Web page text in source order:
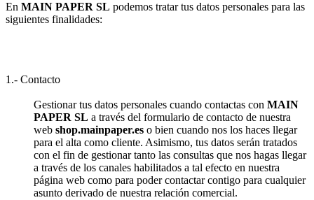
En MAIN PAPER SL podemos tratar tus datos personales para las
siguientes finalidades:
1.- Contacto
Gestionar tus datos personales cuando contactas con MAIN
PAPER SL a través del formulario de contacto de nuestra
web shop.mainpaper.es o bien cuando nos los haces llegar
para el alta como cliente. Asimismo, tus datos serán tratados
con el fin de gestionar tanto las consultas que nos hagas llegar
a través de los canales habilitados a tal efecto en nuestra
página web como para poder contactar contigo para cualquier
asunto derivado de nuestra relación comercial.